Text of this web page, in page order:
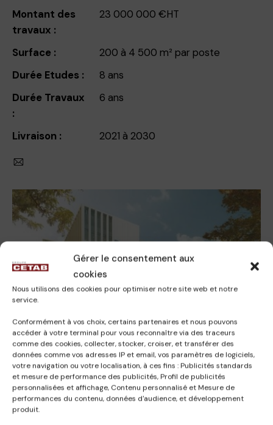
Gérer le consentement aux
cookies
Nous utilisons des cookies pour optimiser notre site web et notre
service.
Conformément à vos choix, certains partenaires et nous pouvons
accéder à votre terminal pour vous reconnaître via des traceurs
comme des cookies, collecter, stocker, croiser, et transférer des
données comme vos adresses IP et email, vos paramètres de logiciels,
votre navigation ou votre localisation, à ces fins : Publicités standards
et mesure de performance des publicités, Profil de publicités
personnalisées et affichage, Contenu personnalisé et Mesure de
performances du contenu, données d'audience, et développement
produit.
Montant des
travaux :
23 000 000 €HT
Surface :
200 à 4 500 m² par poste
Durée Etudes :
8 ans
Durée Travaux
:
6 ans
Livraison : 2021 à 2030
Rôle du GROUPE CETAB : AMO en Sécurité Incendie &
Coordination SSI dans le cadre de la Sécurisation des
Postes de niveau II sur le territoire national.